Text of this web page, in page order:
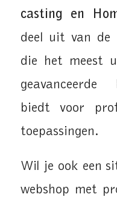
casting en
deel uit van de
die het meest
geavanceerde
biedt voor
toepassingen.
Wil je ook een
webshop met